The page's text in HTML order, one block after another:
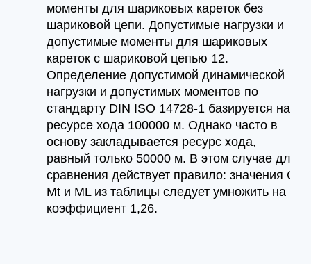
моменты для шариковых кареток без
шариковой цепи. Допустимые нагрузки и
допустимые моменты для шариковых
кареток с шариковой цепью 12.
Определение допустимой динамической
нагрузки и допустимых моментов по
стандарту DIN ISO 14728-1 базируется на
ресурсе хода 100000 м. Однако часто в
основу закладывается ресурс хода,
равный только 50000 м. В этом случае для
сравнения действует правило: значения C,
Mt и ML из таблицы следует умножить на
коэффициент 1,26.